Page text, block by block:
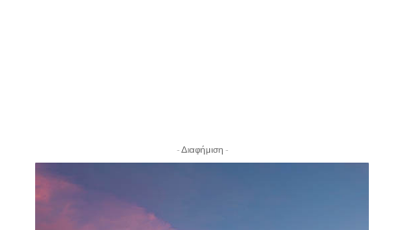
- Διαφήμιση -